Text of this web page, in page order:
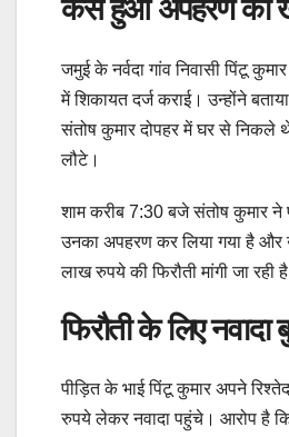
कैसे हुआ अपहरण का
जमुई के नर्वदा गांव निवासी पिंटू
में शिकायत दर्ज कराई। उन्होंने
संतोष कुमार दोपहर में घर से निकले
लौटे।
शाम करीब 7:30 बजे संतोष कुमार ने
उनका अपहरण कर लिया गया है
लाख रुपये की फिरौती मांगी जा रही
फिरौती के लिए नवादा
पीड़ित के भाई पिंटू कुमार अपने
रुपये लेकर नवादा पहुंचे। आरोप है कि